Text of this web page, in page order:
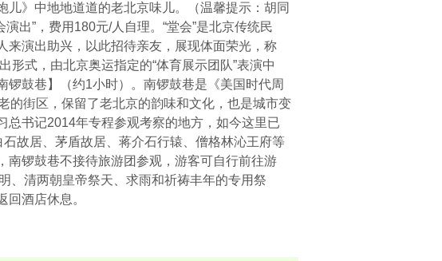
》中地地道道的老北京味儿。（温馨提示：胡同
出”，费用180元/人自理。“堂会”是北京传统民
来演出助兴，以此招待亲友，展现体面荣光，称
形式，由北京奥运指定的“体育展示团队”表演中
鼓巷】（约1小时）。南锣鼓巷是《美国时代周
的街区，保留了老北京的韵味和文化，也是城市变
书记2014年专程参观考察的地方，如今这里已
故居、茅盾故居、蒋介石行辕、僧格林沁王府等
南锣鼓巷不接待旅游团参观，游客可自行前往游
、清两朝皇帝祭天、求雨和祈祷丰年的专用祭
酒店休息。